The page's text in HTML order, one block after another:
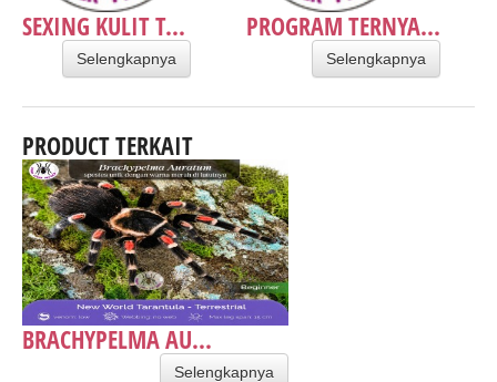
SEXING KULIT T...
Selengkapnya
PROGRAM TERNYA...
Selengkapnya
PRODUCT TERKAIT
BRACHYPELMA AU...
Selengkapnya